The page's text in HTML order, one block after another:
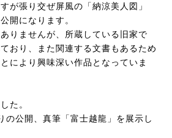
が張り交ぜ屏風の「納涼美人図」
開になります。
りませんが、所蔵している旧家で
おり、また関連する文書もあるため
により興味深い作品となっていま
た。
の公開、真筆「富士越龍」を展示し